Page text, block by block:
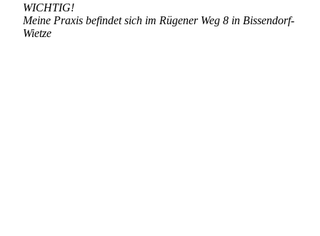
WICHTIG!
Meine Praxis befindet sich im Rügener Weg 8 in Bissendorf-
Wietze